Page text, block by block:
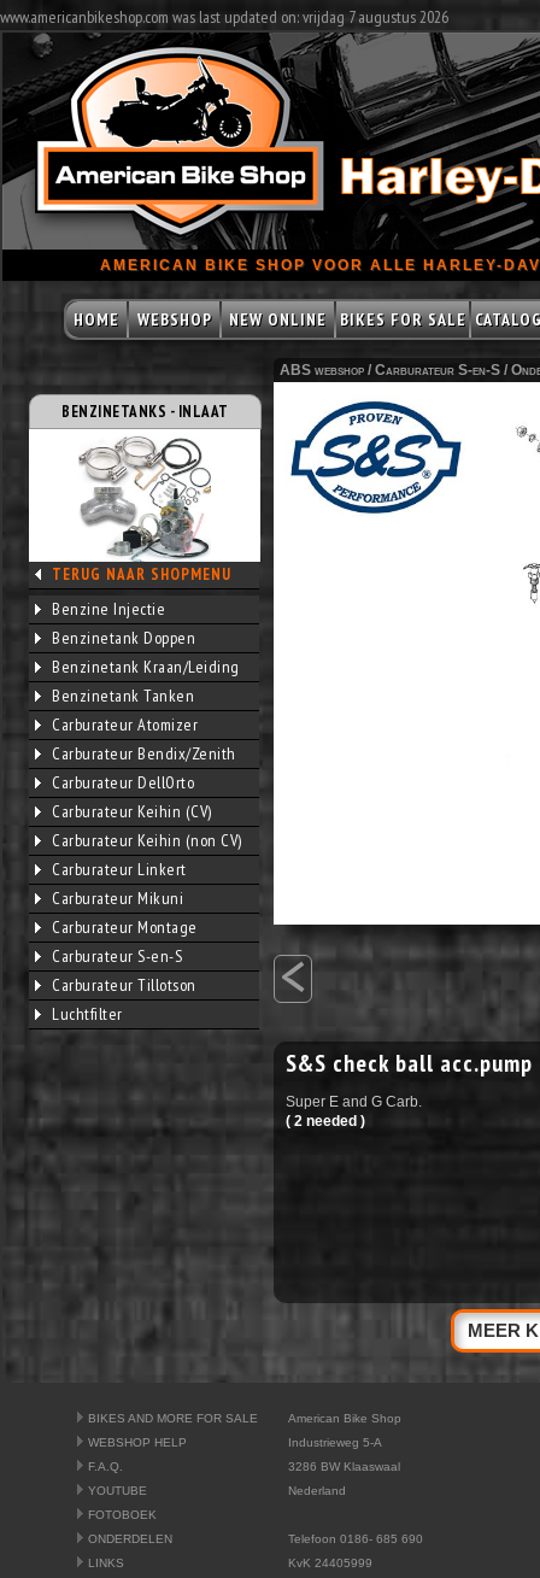
www.americanbikeshop.com was last updated on: vrijdag 7 augustus 2026
AMERICAN BIKE SHOP VOOR ALLE HARLEY-
HOME WEBSHOP NEW ONLINE BIKES FOR SALE
BENZINETANKS - INLAAT
TERUG NAAR SHOPMENU
Benzine Injectie
Benzinetank Doppen
Benzinetank Kraan/Leiding
Benzinetank Tanken
Carburateur Atomizer
Carburateur Bendix/Zenith
Carburateur DellOrto
Carburateur Keihin (CV)
Carburateur Keihin (non CV)
Carburateur Linkert
Carburateur Mikuni
Carburateur Montage
Carburateur S-en-S
Carburateur Tillotson
Luchtfilter
ABS webshop / Carburateur S-en-S /
<
S&S check ball acc.pump
Super E and G Carb.
( 2 needed )
MEER
BIKES AND MORE FOR SALE
WEBSHOP HELP
F.A.Q.
YOUTUBE
FOTOBOEK
ONDERDELEN
LINKS
American Bike Shop
Industrieweg 5-A
3286 BW Klaaswaal
Nederland
Telefoon 0186- 685 690
KvK 24405999